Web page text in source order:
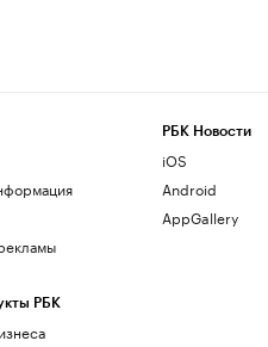
РБК
РБК Новости
iOS
Android
AppGallery